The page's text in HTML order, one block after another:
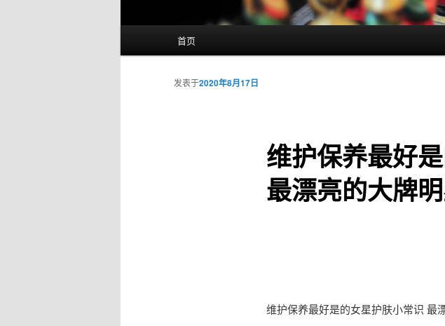
首页
维护保养最好
最漂亮的大牌
发表于2020年8月17日
维护保养最好是的女星护肤小常识 最